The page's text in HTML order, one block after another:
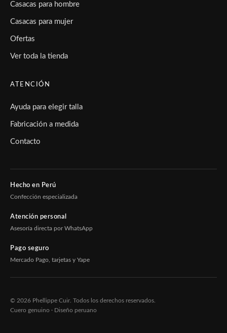
Casacas para hombre
Casacas para mujer
Ofertas
Ver toda la tienda
ATENCIÓN
Ayuda para elegir talla
Fabricación a medida
Contacto
Hecho en Perú
Confección especializada
Atención personal
Asesoría directa por WhatsApp
Pago seguro
Mercado Pago, tarjetas y Yape
© 2026 Phellippe Cuir. Todos los derechos reservados.
Cuero genuino · Diseño peruano